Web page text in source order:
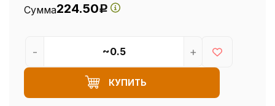
Сумма224.50Р
КУПИТЬ
- +